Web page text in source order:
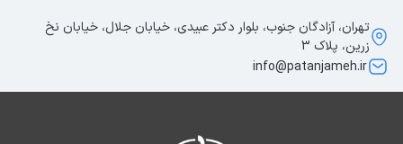
تهران، آزادگان جنوب، بلوار دکتر عبیدی، خیابان جلال، خیابان نخ
زرین، پلاک 3
info@patanjameh.ir